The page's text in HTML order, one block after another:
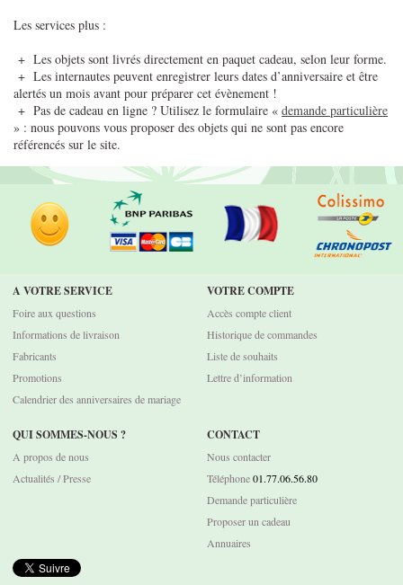
Les services plus :
+ Les objets sont livrés directement en paquet cadeau, selon leur forme.
+ Les internautes peuvent enregistrer leurs dates d’anniversaire et être
alertés un mois avant pour préparer cet évènement !
+ Pas de cadeau en ligne ? Utilisez le formulaire « demande particulière
» : nous pouvons vous proposer des objets qui ne sont pas encore
référencés sur le site.
A VOTRE SERVICE
Foire aux questions
Informations de livraison
Fabricants
Promotions
Calendrier des anniversaires de mariage
VOTRE COMPTE
Accès compte client
Historique de commandes
Liste de souhaits
Lettre d’information
QUI SOMMES-NOUS ?
A propos de nous
Actualités / Presse
CONTACT
Nous contacter
Téléphone01.77.06.56.80
Demande particulière
Proposer un cadeau
Annuaires